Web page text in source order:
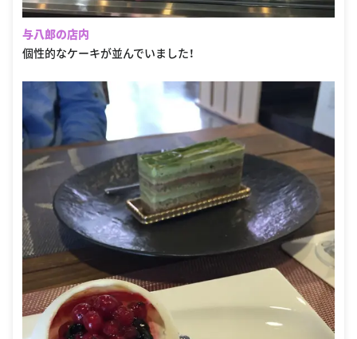
与八郎の店内
個性的なケーキが並んでいました！